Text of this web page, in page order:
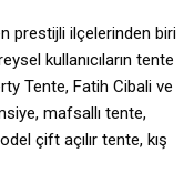
prestijli ilçelerinden biri
kullanıcıların tente
Tente, Fatih Cibali ve
mafsallı tente,
çift açılır tente, kış